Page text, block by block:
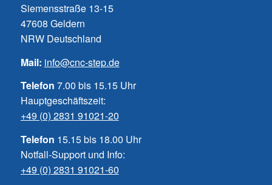
Siemensstraße 13-15
47608 Geldern
NRW Deutschland
Mail: info@cnc-step.de
Telefon 7.00 bis 15.15 Uhr
Hauptgeschäftszeit:
+49 (0) 2831 91021-20
Telefon 15.15 bis 18.00 Uhr
Notfall-Support und Info:
+49 (0) 2831 91021-60